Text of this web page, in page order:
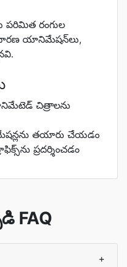
రంగుల
యానిమేషన్‌లు,
చిత్రాలను
తయారు చేయడం
ప్రదర్శించడం
FAQ
+